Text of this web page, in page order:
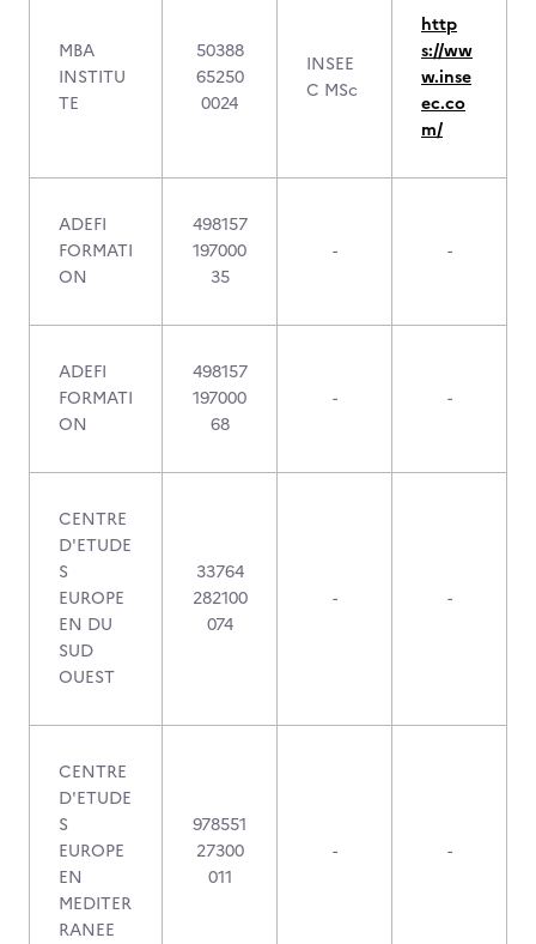
MBA
INSTITU
TE
50388
65250
0024
INSEE
C MSc
http
s://ww
w.inse
ec.co
m/
ADEFI
FORMATI
ON
498157
197000
35
- -
ADEFI
FORMATI
ON
498157
197000
68
- -
CENTRE
D'ETUDE
S
EUROPE
EN DU
SUD
OUEST
33764
282100
074
- -
CENTRE
D'ETUDE
S
EUROPE
EN
MEDITER
RANEE
978551
27300
011
- -